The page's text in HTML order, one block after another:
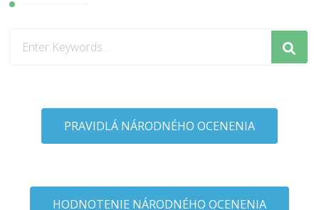
PRAVIDLÁ NÁRODNÉHO OCENENIA
HODNOTENIE NÁRODNÉHO OCENENIA